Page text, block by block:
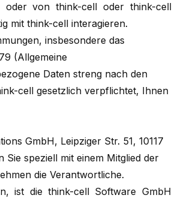
von think-cell oder think-cell
mit think-cell interagieren.
insbesondere das
(Allgemeine
Daten streng nach den
cell gesetzlich verpflichtet, Ihnen
GmbH, Leipziger Str. 51, 10117
speziell mit einem Mitglied der
die Verantwortliche.
ist die think-cell Software GmbH